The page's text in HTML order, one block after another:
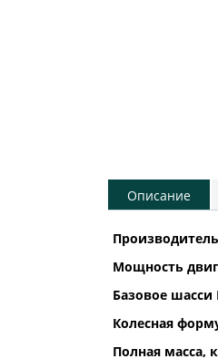
Описание
Мощность
Базовое шасси
Колесная
Полная масса,